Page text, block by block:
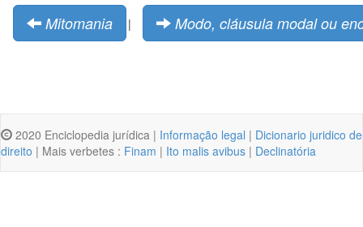
Mitomania | Modo, cláusula modal ou
2020 Enciclopedia jurídica | Informação legal | Dicionario juridico de
direito | Mais verbetes : Finam | Ito malis avibus | Declinatória